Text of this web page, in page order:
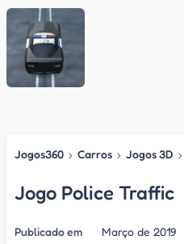
Jogos360 › Carros › Jogos 3D ›
Jogo Police Traffic
Publicado em
Março de 2019